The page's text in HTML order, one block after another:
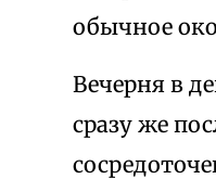
обычное
Вечерня в
сразу же